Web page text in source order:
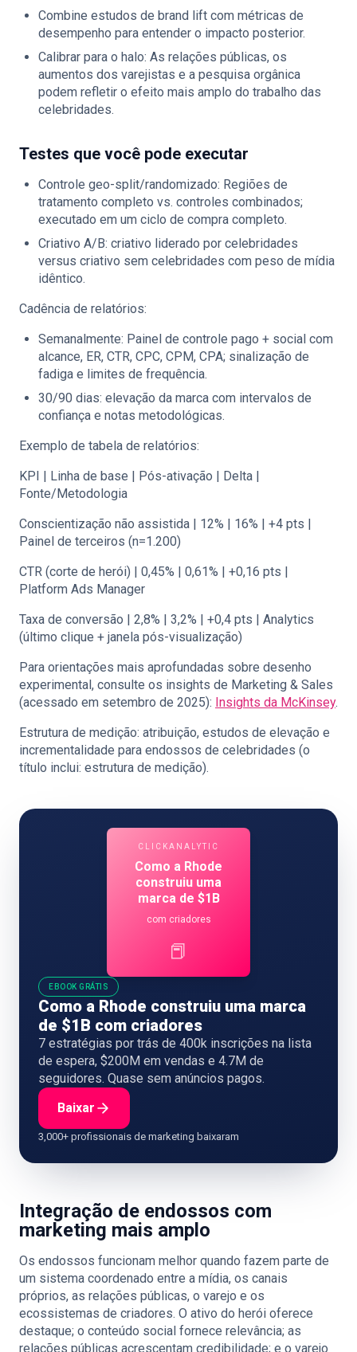
Combine estudos de brand lift com métricas de
desempenho para entender o impacto posterior.
Calibrar para o halo: As relações públicas, os
aumentos dos varejistas e a pesquisa orgânica
podem refletir o efeito mais amplo do trabalho das
celebridades.
Testes que você pode executar
Controle geo-split/randomizado: Regiões de
tratamento completo vs. controles combinados;
executado em um ciclo de compra completo.
Criativo A/B: criativo liderado por celebridades
versus criativo sem celebridades com peso de mídia
idêntico.
Cadência de relatórios:
Semanalmente: Painel de controle pago + social com
alcance, ER, CTR, CPC, CPM, CPA; sinalização de
fadiga e limites de frequência.
30/90 dias: elevação da marca com intervalos de
confiança e notas metodológicas.
Exemplo de tabela de relatórios:
KPI | Linha de base | Pós-ativação | Delta |
Fonte/Metodologia
Conscientização não assistida | 12% | 16% | +4 pts |
Painel de terceiros (n=1.200)
CTR (corte de herói) | 0,45% | 0,61% | +0,16 pts |
Platform Ads Manager
Taxa de conversão | 2,8% | 3,2% | +0,4 pts | Analytics
(último clique + janela pós-visualização)
Para orientações mais aprofundadas sobre desenho
experimental, consulte os insights de Marketing & Sales
(acessado em setembro de 2025): Insights da McKinsey.
Estrutura de medição: atribuição, estudos de elevação e
incrementalidade para endossos de celebridades (o
título inclui: estrutura de medição).
CLICKANALYTIC
Como a Rhode
construiu uma
marca de $1B
com criadores
📕
EBOOK GRÁTIS
Como a Rhode construiu uma marca
de $1B com criadores
7 estratégias por trás de 400k inscrições na lista
de espera, $200M em vendas e 4.7M de
seguidores. Quase sem anúncios pagos.
Baixar
3,000+ profissionais de marketing baixaram
Integração de endossos com
marketing mais amplo
Os endossos funcionam melhor quando fazem parte de
um sistema coordenado entre a mídia, os canais
próprios, as relações públicas, o varejo e os
ecossistemas de criadores. O ativo do herói oferece
destaque; o conteúdo social fornece relevância; as
relações públicas acrescentam credibilidade; e o varejo